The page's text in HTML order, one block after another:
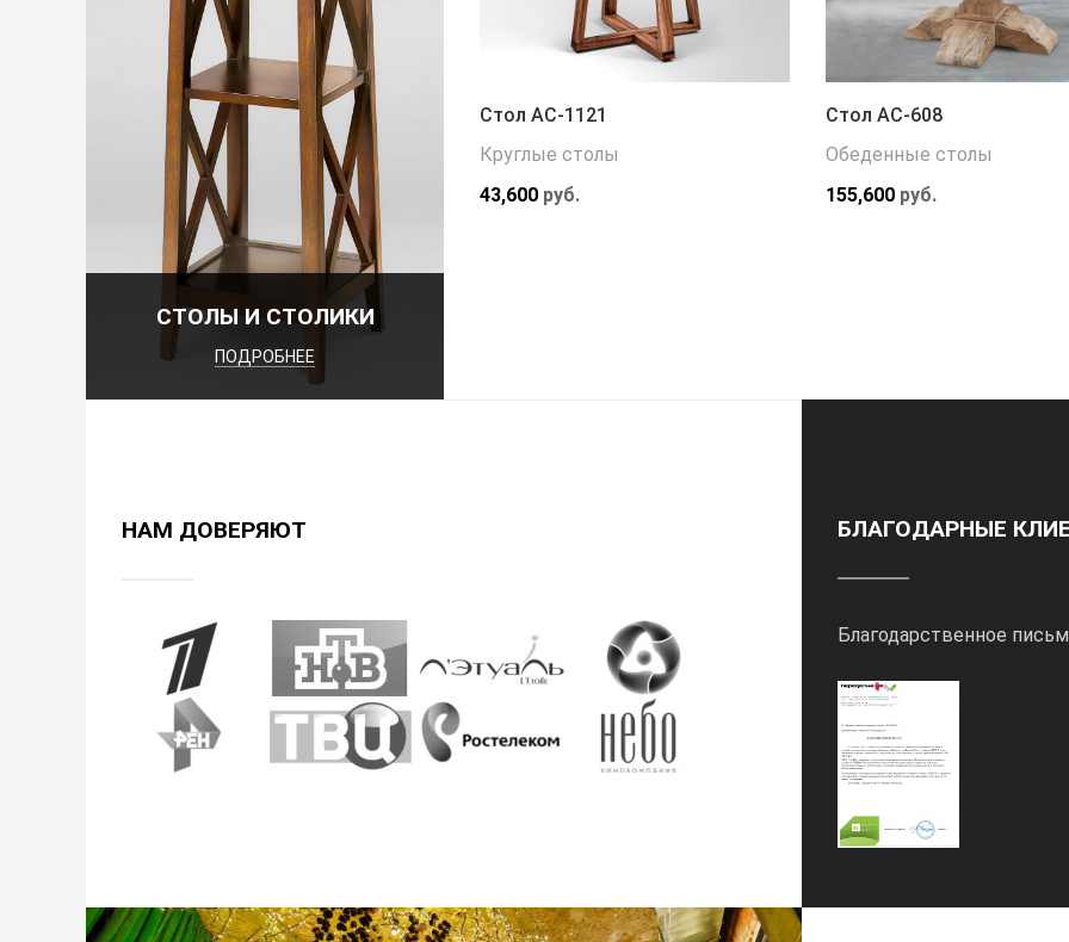
СТОЛЫ И СТОЛИКИ
ПОДРОБНЕЕ
Стол АС-1121
Круглые столы
43,600 руб.
Стол АС-608
Обеденные столы
155,600 руб.
НАМ ДОВЕРЯЮТ БЛАГОДАРНЫЕ
Благодарственное